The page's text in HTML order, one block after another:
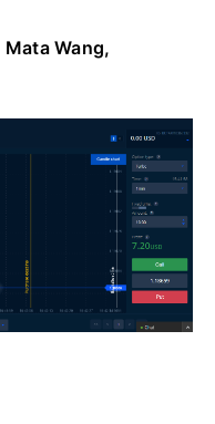
Mata Wang,